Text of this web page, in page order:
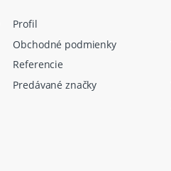
Profil
Obchodné podmienky
Referencie
Predávané značky